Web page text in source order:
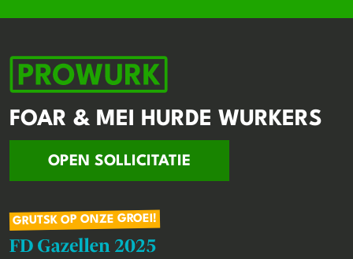
FOAR & MEI HURDE WURKERS
OPEN SOLLICITATIE
GRUTSK OP ONZE GROEI!